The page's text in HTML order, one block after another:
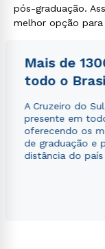
pós-graduação.
melhor opção para
Mais de
todo o
A Cruzeiro do
presente em
oferecendo os
de graduação e
distância do país